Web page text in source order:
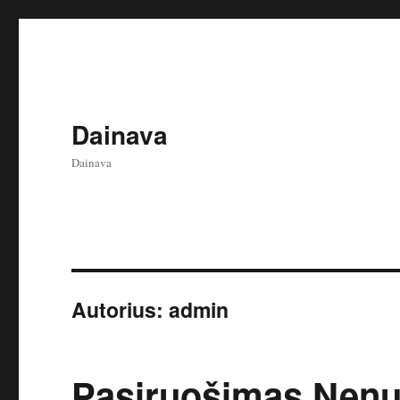
Dainava
Dainava
Autorius:admin